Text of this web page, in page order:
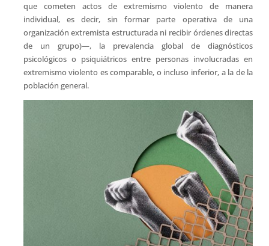
que cometen actos de extremismo violento de manera
individual, es decir, sin formar parte operativa de una
organización extremista estructurada ni recibir órdenes directas
de un grupo)—, la prevalencia global de diagnósticos
psicológicos o psiquiátricos entre personas involucradas en
extremismo violento es comparable, o incluso inferior, a la de la
población general.